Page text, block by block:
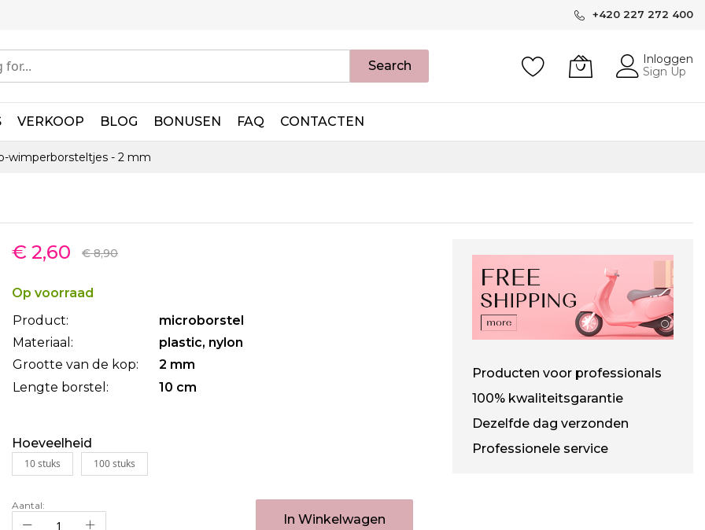
+420 227 272 400
Search
Inloggen
Sign Up
VERKOOP BLOG BONUSEN FAQ CONTACTEN
wimperborsteltjes - 2 mm
€ 2,60 € 8,90
Op voorraad
Product:
microborstel
Materiaal:
plastic, nylon
Grootte van de kop:
2 mm
Lengte borstel:
10 cm
Hoeveelheid
10 stuks 100 stuks
Aantal:
In Winkelwagen
Producten voor professionals
100% kwaliteitsgarantie
Dezelfde dag verzonden
Professionele service